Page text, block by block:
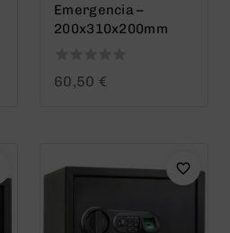
Emergencia –
200x310x200mm
0
60,50 €